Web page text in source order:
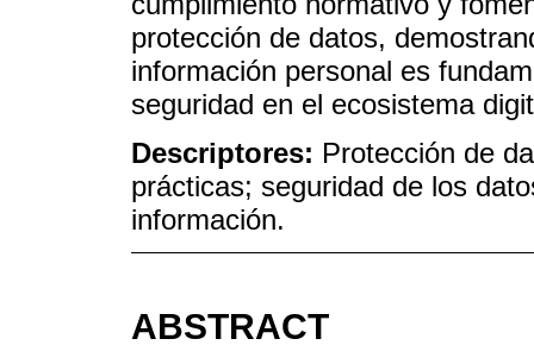
protección de datos,
información personal es
seguridad en el ecosistema
Descriptores: Protección de
prácticas; seguridad de los
información.
ABSTRACT